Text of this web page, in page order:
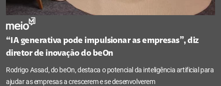
“IA generativa pode impulsionar as empresas”, diz
diretor de inovação do beOn
Rodrigo Assad, do beOn, destaca o potencial da inteligência artificial para
ajudar as empresas a crescerem e se desenvolverem